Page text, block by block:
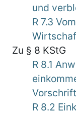
und
R 7.3
Zu § 8 KStG
R 8.1
R 8.2